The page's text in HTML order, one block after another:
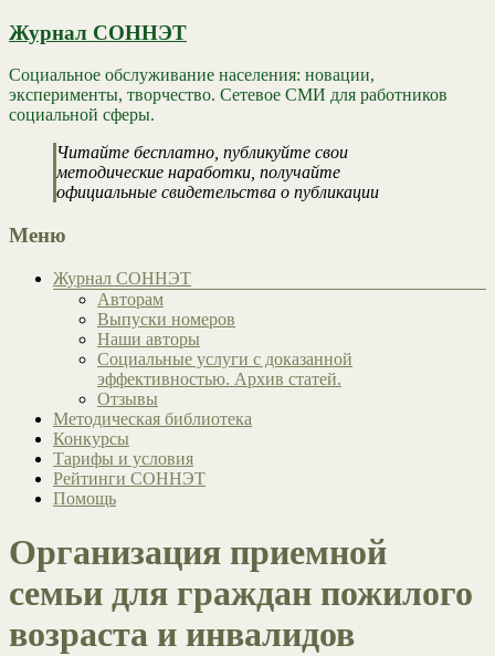
Журнал СОННЭТ
Социальное обслуживание населения: новации,
эксперименты, творчество. Сетевое СМИ для работников
социальной сферы.
Читайте бесплатно, публикуйте свои
методические наработки, получайте
официальные свидетельства о публикации
Меню
Журнал СОННЭТ
Авторам
Выпуски номеров
Наши авторы
Социальные услуги с доказанной
эффективностью. Архив статей.
Отзывы
Методическая библиотека
Конкурсы
Тарифы и условия
Рейтинги СОННЭТ
Помощь
Организация приемной
семьи для граждан пожилого
возраста и инвалидов